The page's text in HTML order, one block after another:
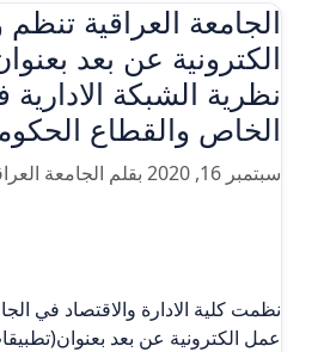
الجامعة العراقية
الكترونية عن بعد
نظرية الشبكة
الخاص والقطاع
سبتمبر 16, 2020 بقلم الجامعة
نظمت كلية الادارة والاقتصاد في
عمل الكترونية عن بعد